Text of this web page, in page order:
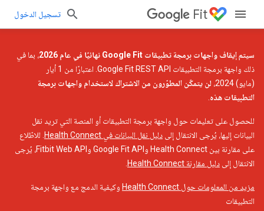
Fit تسجيل الدخول
سيتم إيقاف واجهات برمجة تطبيقات Google Fit نهائيًا في عام 2026
، بما في
ذلك واجهة برمجة التطبيقات Google Fit REST API. اعتبارًا من 1 أيار
(مايو) 2024،
لن يتمكّن المطوّرون من الاشتراك لاستخدام واجهات برمجة
التطبيقات هذه
للحصول على تعليمات حول واجهة برمجة التطبيقات أو المنصة التي تريد نقل
البيانات إليها، يُرجى الانتقال إلى دليل نقل البيانات في Health Connect
. للاطّلاع
على مقارنة بين Health Connect وGoogle Fit API وFitbit Web API، يُرجى
الانتقال إلى دليل مقارنة Health Connect
مزيد من المعلومات حول Health Connect
وكيفية الدمج مع واجهة برمجة
التطبيقات